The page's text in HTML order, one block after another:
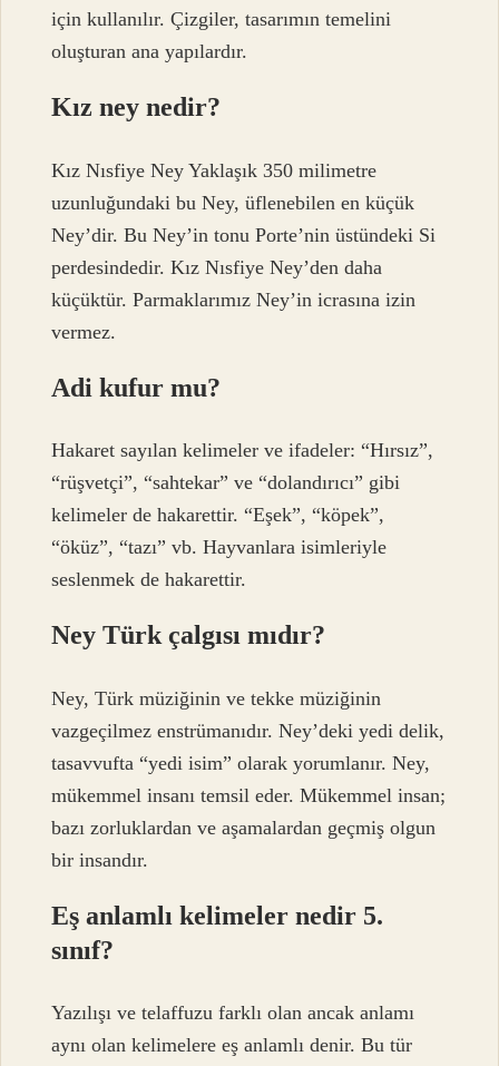
için kullanılır. Çizgiler, tasarımın temelini
oluşturan ana yapılardır.
Kız ney nedir?
Kız Nısfiye Ney Yaklaşık 350 milimetre
uzunluğundaki bu Ney, üflenebilen en küçük
Ney’dir. Bu Ney’in tonu Porte’nin üstündeki Si
perdesindedir. Kız Nısfiye Ney’den daha
küçüktür. Parmaklarımız Ney’in icrasına izin
vermez.
Adi kufur mu?
Hakaret sayılan kelimeler ve ifadeler: “Hırsız”,
“rüşvetçi”, “sahtekar” ve “dolandırıcı” gibi
kelimeler de hakarettir. “Eşek”, “köpek”,
“öküz”, “tazı” vb. Hayvanlara isimleriyle
seslenmek de hakarettir.
Ney Türk çalgısı mıdır?
Ney, Türk müziğinin ve tekke müziğinin
vazgeçilmez enstrümanıdır. Ney’deki yedi delik,
tasavvufta “yedi isim” olarak yorumlanır. Ney,
mükemmel insanı temsil eder. Mükemmel insan;
bazı zorluklardan ve aşamalardan geçmiş olgun
bir insandır.
Eş anlamlı kelimeler nedir 5.
sınıf?
Yazılışı ve telaffuzu farklı olan ancak anlamı
aynı olan kelimelere eş anlamlı denir. Bu tür